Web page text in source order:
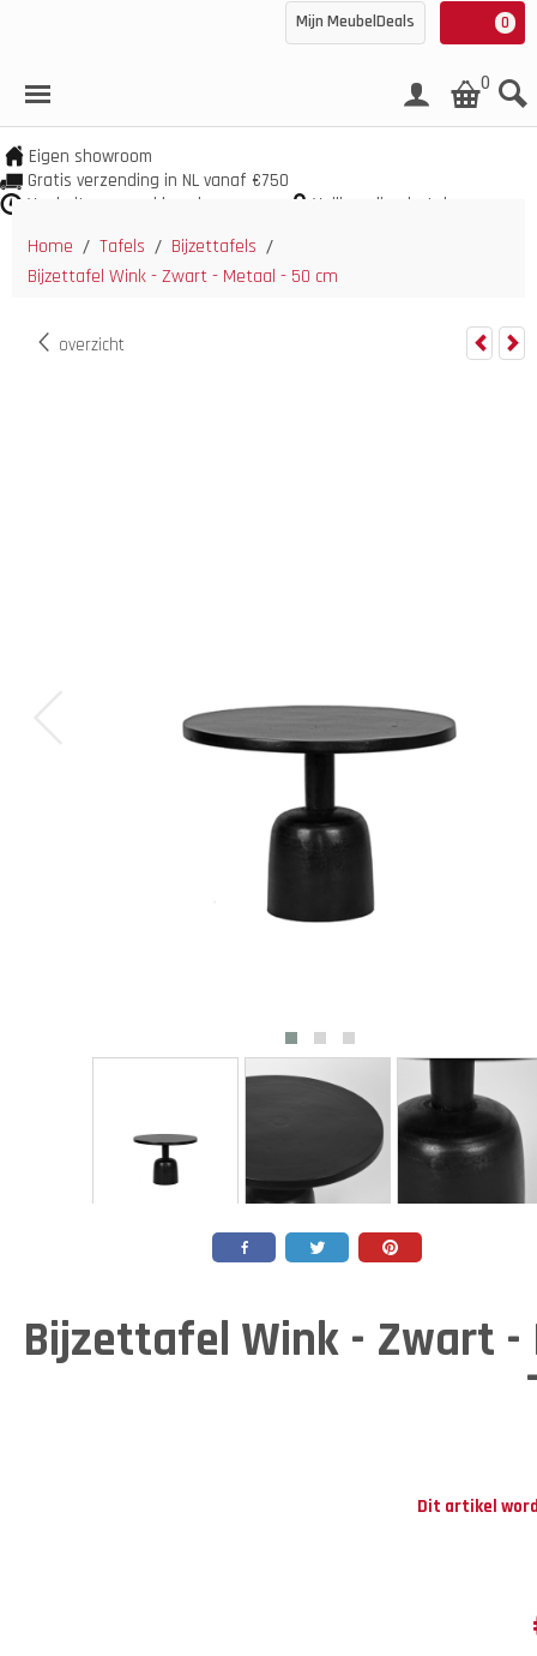
0
Mijn MeubelDeals
0
Eigen showroom
Gratis verzending in NL vanaf €750
Veel uit voorraad leverbaar
Veilig online betalen
Home / Tafels / Bijzettafels /
Bijzettafel Wink - Zwart - Metaal - 50 cm
overzicht
Bijzettafel Wink - Zwart -
Dit artikel